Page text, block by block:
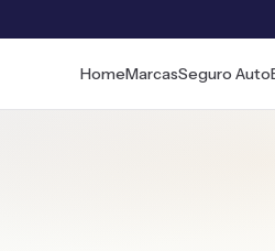
HomeMarcasSeguro Auto